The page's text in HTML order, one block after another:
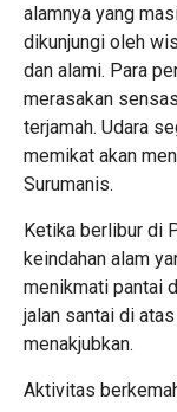
alamnya yang
dikunjungi oleh
dan alami. Para
merasakan
terjamah. Udara
memikat akan
Surumanis.
Ketika berlibur di
keindahan alam
menikmati pantai
jalan santai di
menakjubkan.
Aktivitas